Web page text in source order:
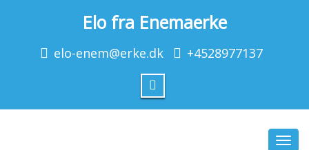
Elo fra Enemaerke
elo-enem@erke.dk +4528977137